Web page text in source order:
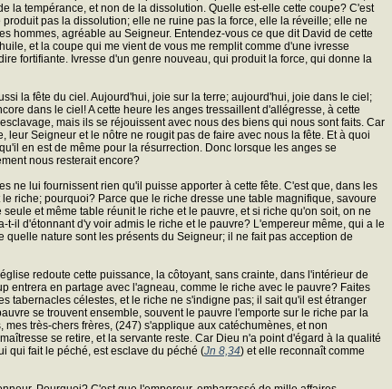
la tempérance, et non de la dissolution. Quelle est-elle cette coupe? C'est
pas la dissolution; elle ne ruine pas la force, elle la réveille; elle ne
hommes, agréable au Seigneur. Entendez-vous ce que dit David de cette
et la coupe qui me vient de vous me remplit comme d'une ivresse
fortifiante. Ivresse d'un genre nouveau, qui produit la force, qui donne la
la fête du ciel. Aujourd'hui, joie sur la terre; aujourd'hui, joie dans le ciel;
dans le ciel! A cette heure les anges tressaillent d'allégresse, à cette
mais ils se réjouissent avec nous des biens qui nous sont faits. Car
Seigneur et le nôtre ne rougit pas de faire avec nous la fête. Et à quoi
en est de même pour la résurrection. Donc lorsque les anges se
nous resterait encore?
ne lui fournissent rien qu'il puisse apporter à cette fête. C'est que, dans les
riche; pourquoi? Parce que le riche dresse une table magnifique, savoure
et même table réunit le riche et le pauvre, et si riche qu'on soit, on ne
il d'étonnant d'y voir admis le riche et le pauvre? L'empereur même, qui a le
nature sont les présents du Seigneur; il ne fait pas acception de
redoute cette puissance, la côtoyant, sans crainte, dans l'intérieur de
entrera en partage avec l'agneau, comme le riche avec le pauvre? Faites
tabernacles célestes, et le riche ne s'indigne pas; il sait qu'il est étranger
se trouvent ensemble, souvent le pauvre l'emporte sur le riche par la
très-chers frères, (247) s'applique aux catéchumènes, et non
se retire, et la servante reste. Car Dieu n'a point d'égard à la qualité
qui fait le péché, est esclave du péché (Jn 8,34) et elle reconnaît comme